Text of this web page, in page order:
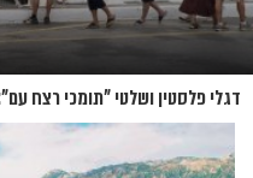
דגלי פלסטין ושלטי "תומכי רצח
המחאות